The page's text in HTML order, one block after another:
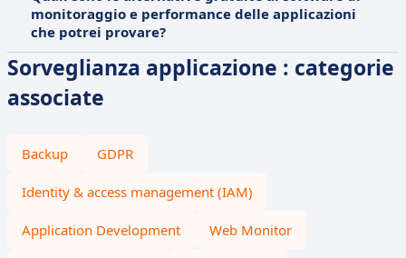
monitoraggio e performance delle applicazioni
che potrei provare?
Sorveglianza applicazione : categorie
associate
Backup GDPR
Identity & access management (IAM)
Application Development Web Monitor